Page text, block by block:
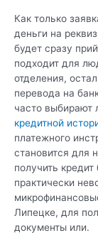
Как только
деньги на
будет сразу
подходит для
отделения,
перевода на
часто
кредитной
платежного
становится для
получить
практически
Липецке, для
документы или.